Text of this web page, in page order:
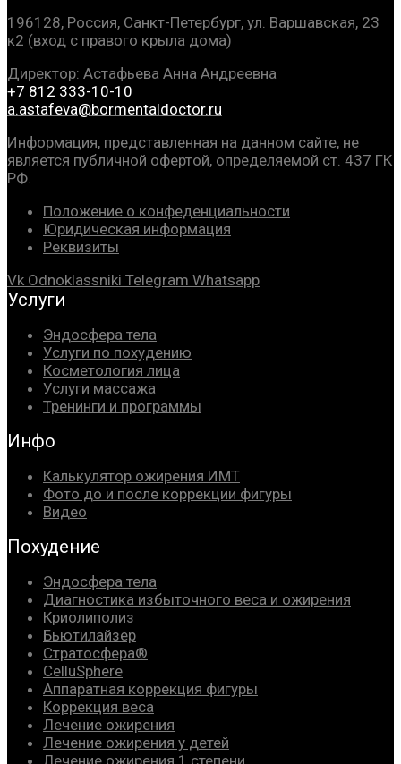
196128, Россия, Санкт-Петербург, ул. Варшавская, 23
к2 (вход с правого крыла дома)
Директор: Астафьева Анна Андреевна
+7 812 333-10-10
a.astafeva@bormentaldoctor.ru
Информация, представленная на данном сайте, не
является публичной офертой, определяемой ст. 437 ГК
РФ.
Положение о конфеденциальности
Юридическая информация
Реквизиты
Vk Odnoklassniki Telegram Whatsapp
Услуги
Эндосфера тела
Услуги по похудению
Косметология лица
Услуги массажа
Тренинги и программы
Инфо
Калькулятор ожирения ИМТ
Фото до и после коррекции фигуры
Видео
Похудение
Эндосфера тела
Диагностика избыточного веса и ожирения
Криолиполиз
Бьютилайзер
Стратосфера®
CelluSphere
Аппаратная коррекция фигуры
Коррекция веса
Лечение ожирения
Лечение ожирения у детей